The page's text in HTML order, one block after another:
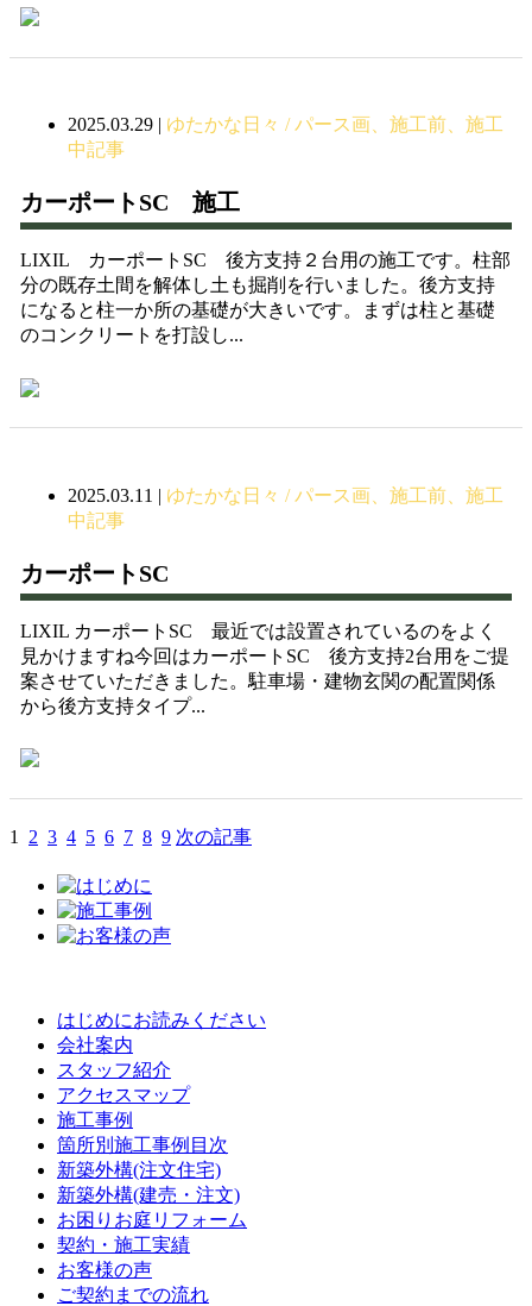
2025.03.29| ゆたかな日々 / パース画、施工前、施工
中記事
カーポートSC 施工
LIXIL カーポートSC 後方支持２台用の施工です。柱部
分の既存土間を解体し土も掘削を行いました。後方支持
になると柱一か所の基礎が大きいです。まずは柱と基礎
のコンクリートを打設し...
2025.03.11 | ゆたかな日々 / パース画、施工前、施工
中記事
カーポートSC
LIXIL カーポートSC 最近では設置されているのをよく
見かけますね今回はカーポートSC 後方支持2台用をご提
案させていただきました。駐車場・建物玄関の配置関係
から後方支持タイプ...
1 2 3 4 5 6 7 8 9 次の記事
はじめにお読みください
会社案内
スタッフ紹介
アクセスマップ
施工事例
箇所別施工事例目次
新築外構(注文住宅)
新築外構(建売・注文)
お困りお庭リフォーム
契約・施工実績
お客様の声
ご契約までの流れ